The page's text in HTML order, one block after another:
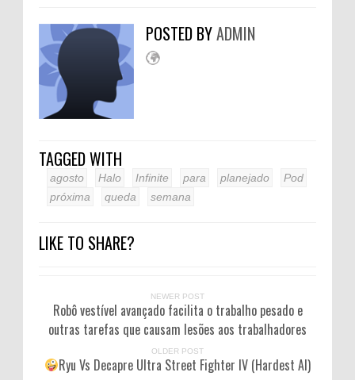
POSTED BYADMIN
TAGGED WITH
agosto Halo Infinite para planejado
Pod
próxima
queda semana
LIKE TO SHARE?
NEWER POST
Robô vestível avançado facilita o trabalho pesado e
outras tarefas que causam lesões aos trabalhadores
OLDER POST
Ryu Vs Decapre Ultra Street Fighter IV (Hardest AI)